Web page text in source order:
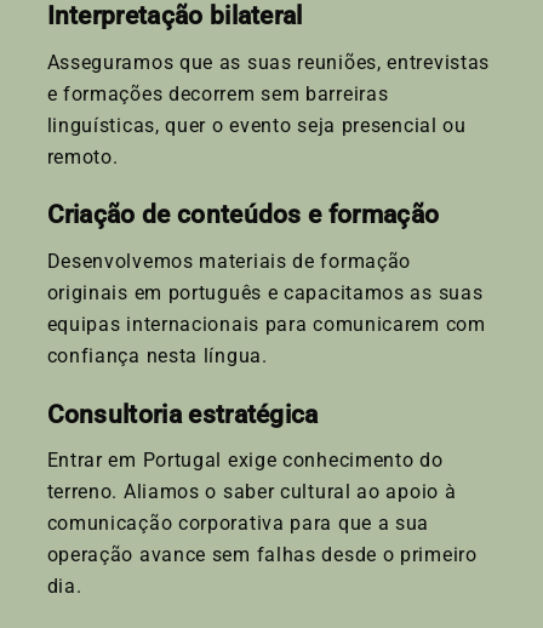
Interpretação bilateral
Asseguramos que as suas reuniões, entrevistas
e formações decorrem sem barreiras
linguísticas, quer o evento seja presencial ou
remoto.
Criação de conteúdos e formação
Desenvolvemos materiais de formação
originais em português e capacitamos as suas
equipas internacionais para comunicarem com
confiança nesta língua.
Consultoria estratégica
Entrar em Portugal exige conhecimento do
terreno. Aliamos o saber cultural ao apoio à
comunicação corporativa para que a sua
operação avance sem falhas desde o primeiro
dia.